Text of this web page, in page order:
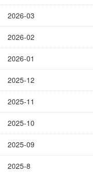
2026-03
2026-02
2026-01
2025-12
2025-11
2025-10
2025-09
2025-8